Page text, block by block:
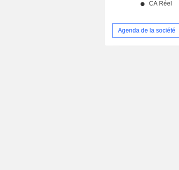
Agenda de la société